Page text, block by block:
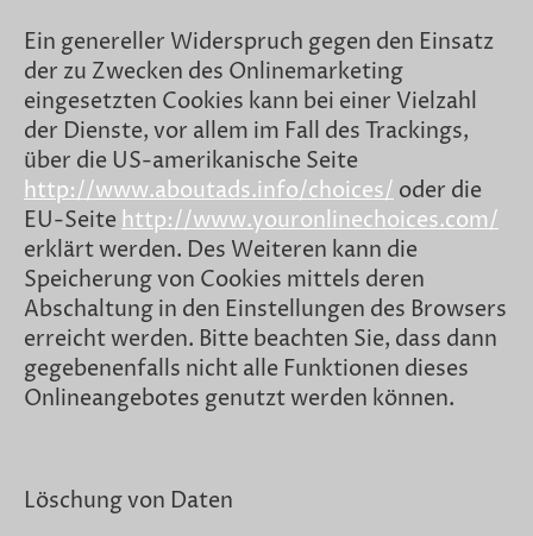
Ein genereller Widerspruch gegen den Einsatz
der zu Zwecken des Onlinemarketing
eingesetzten Cookies kann bei einer Vielzahl
der Dienste, vor allem im Fall des Trackings,
über die US-amerikanische Seite
http://www.aboutads.info/choices/ oder die
EU-Seite http://www.youronlinechoices.com/
erklärt werden. Des Weiteren kann die
Speicherung von Cookies mittels deren
Abschaltung in den Einstellungen des Browsers
erreicht werden. Bitte beachten Sie, dass dann
gegebenenfalls nicht alle Funktionen dieses
Onlineangebotes genutzt werden können.
Löschung von Daten